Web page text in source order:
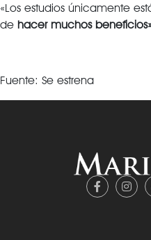
«Los estudios únicamente
de hacer muchos
Fuente: Se estrena